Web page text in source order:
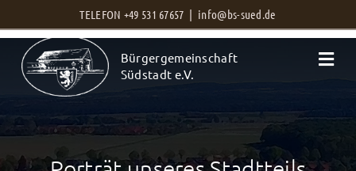
Inhalt
springen
TELEFON +49 531 67657 | info@bs-sued.de
Bürgergemeinschaft
Südstadt e.V.